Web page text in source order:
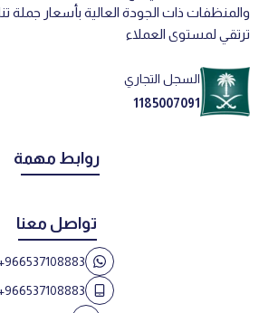
والمنظفات ذات الجودة العالية بأسعار جملة
ترتقي لمستوى العملاء
السجل التجاري
1185007091
روابط مهمة
تواصل معنا